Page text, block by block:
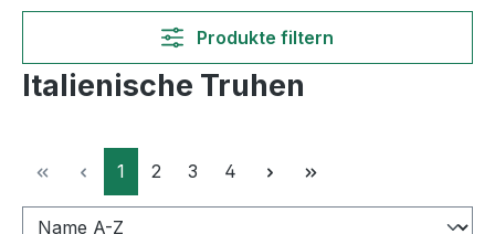
Produkte filtern
Italienische Truhen
Seite
1 Seite
2 Seite
3 Seite
4